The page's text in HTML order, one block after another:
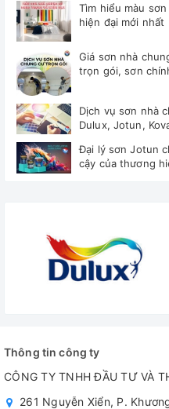
Tìm hiểu màu
hiện đại mới nhất
Giá sơn nhà
trọn gói, sơn
Dịch vụ sơn nhà
Dulux, Jotun,
Đại lý sơn Jotun
cậy của thương
Thông tin công ty
CÔNG TY TNHH ĐẦU TƯ VÀ
261 Nguyễn Xiển, P.